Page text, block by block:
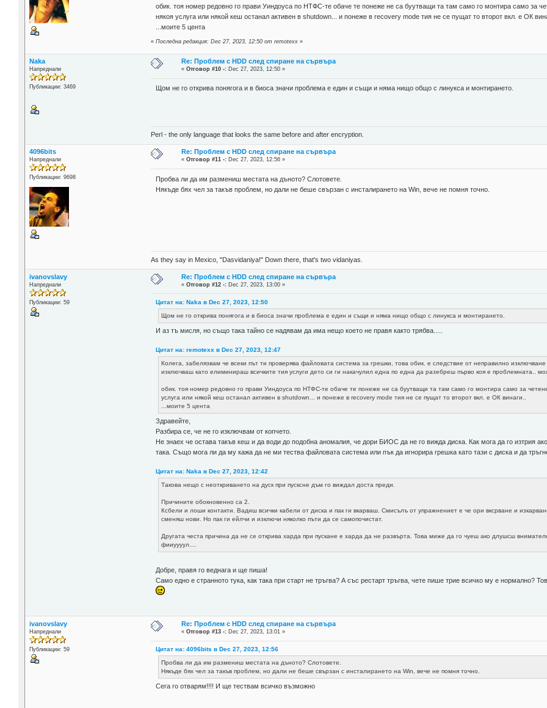
обик. тоя номер редовно го прави Уиндоуса по НТФС-те обаче те понеже не са буутващи та там само го монтира само за
някоя услуга или някой кеш останал активен в shutdown... и понеже в recovery mode тия не се пущат то второт вкл. е ОК
...моите 5 цента
«Последна редакция: Dec 27, 2023, 12:50 от remotexx »
Naka
Напреднали
Публикации: 3469
Re: Проблем с HDD след спиране на сървъра
«Отговор #10 -: Dec 27, 2023, 12:50 »
Щом не го открива понягога и в биоса значи проблема е един и същи и няма нищо общо с линукса и монтирането.
Perl - the only language that looks the same before and after encryption.
4096bits
Напреднали
Публикации: 9698
Re: Проблем с HDD след спиране на сървъра
«Отговор #11 -: Dec 27, 2023, 12:56 »
Пробва ли да им размениш местата на дъното? Слотовете.
Някъде бях чел за такъв проблем, но дали не беше свързан с инсталирането на Win, вече не помня точно.
As they say in Mexico, "Dasvidaniya!" Down there, that's two vidaniyas.
ivanovslavy
Напреднали
Публикации: 59
Re: Проблем с HDD след спиране на сървъра
«Отговор #12 -: Dec 27, 2023, 13:00 »
Цитат на: Naka в Dec 27, 2023, 12:50
Щом не го открива понягога и в биоса значи проблема е един и същи и няма нищо общо с линукса и монтирането.
И аз тъ мисля, но също така тайно се надявам да има нещо което не правя както трябва.....
Цитат на: remotexx в Dec 27, 2023, 12:47
Колега, забелязвам че всеки път ти проверява файловата система за грешки, това обик. е следствие от неправилно
изключваш като елиминираш всичките тия услуги дето си ги накачулил една по една да разебреш първо коя е проблемната..
обик. тоя номер редовно го прави Уиндоуса по НТФС-те обаче те понеже не са буутващи та там само го монтира само за
услуга или някой кеш останал активен в shutdown... и понеже в recovery mode тия не се пущат то второт вкл. е ОК винаги..
...моите 5 цента
Здравейте,
Разбира се, че не го изключвам от копчето.
Не знаех че остава такъв кеш и да води до подобна аномалия, че дори БИОС да не го вижда диска. Как мога да го изтрия
така. Също мога ли да му кажа да не ми тества файловата система или пък да игнорира грешка като тази с диска и да
Цитат на: Naka в Dec 27, 2023, 12:42
Такова нещо с неоткриването на дуск при пусксне дъм го виждал доста преди.
Причините обокновенно са 2.
Ксбели и лоши контакти. Вадиш всички кабели от диска и пак ги вкарваш. Смисълъ от упражнениет е че ори вксрване и
сменяш нови. Но пак ги ейлчи и изключи няколко пъти да се самопочистат.
Другата честа причина да не се открива харда при пускане е харда да не развърта. Това миже да го чуеш ако длушсш
фииуууул....
Добре, правя го веднага и ще пиша!
Само едно е странното тука, как така при старт не тръгва? А със рестарт тръгва, чете пише трие всичко му е нормално?
ivanovslavy
Напреднали
Публикации: 59
Re: Проблем с HDD след спиране на сървъра
«Отговор #13 -: Dec 27, 2023, 13:01 »
Цитат на: 4096bits в Dec 27, 2023, 12:56
Пробва ли да им размениш местата на дъното? Слотовете.
Някъде бях чел за такъв проблем, но дали не беше свързан с инсталирането на Win, вече не помня точно.
Сега го отварям!!!! И ще тествам всичко възможно